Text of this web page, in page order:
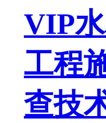
VIP
工程
查技